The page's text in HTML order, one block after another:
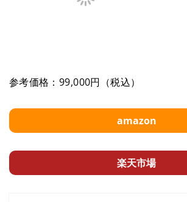
参考価格：99,000円（税込）
amazon
楽天市場